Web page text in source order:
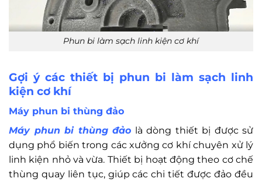
Phun bi làm sạch linh kiện cơ khí
Gợi ý các thiết bị phun bi làm sạch linh
kiện cơ khí
Máy phun bi thùng đảo
Máy phun bi thùng đảo là dòng thiết bị được sử
dụng phổ biến trong các xưởng cơ khí chuyên xử lý
linh kiện nhỏ và vừa. Thiết bị hoạt động theo cơ chế
thùng quay liên tục, giúp các chi tiết được đảo đều